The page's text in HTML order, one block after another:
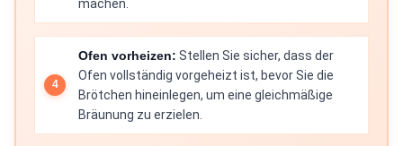
machen.
Ofen vorheizen: Stellen Sie sicher, dass der
Ofen vollständig vorgeheizt ist, bevor Sie die
Brötchen hineinlegen, um eine gleichmäßige
Bräunung zu erzielen.